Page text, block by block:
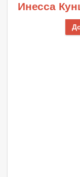
Инесса